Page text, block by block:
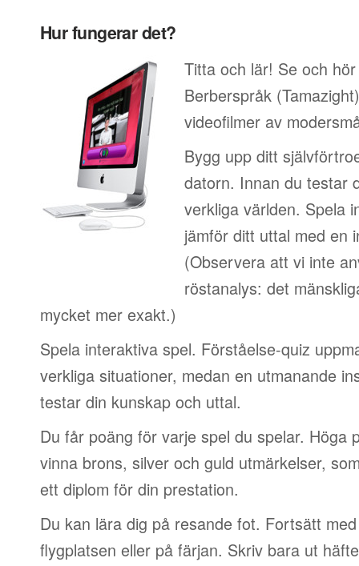
Hur fungerar det?
Titta och lär! Se och
Berberspråk
videofilmer av
Bygg upp ditt
datorn. Innan du testar
verkliga världen. Spela
jämför ditt uttal med en
(Observera att vi inte
röstanalys: det
mycket mer exakt.)
Spela interaktiva spel. Förståelse-quiz
verkliga situationer, medan en utmanande
testar din kunskap och uttal.
Du får poäng för varje spel du spelar. Höga
vinna brons, silver och guld utmärkelser,
ett diplom för din prestation.
Du kan lära dig på resande fot. Fortsätt
flygplatsen eller på färjan. Skriv bara ut